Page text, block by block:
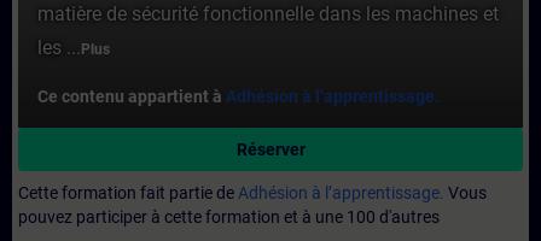
matière de sécurité fonctionnelle dans les machines et
les ... Plus
Ce contenu appartient à Adhésion à l’apprentissage.
Réserver
Cette formation fait partie de Adhésion à l’apprentissage. Vous
pouvez participer à cette formation et à une 100 d'autres